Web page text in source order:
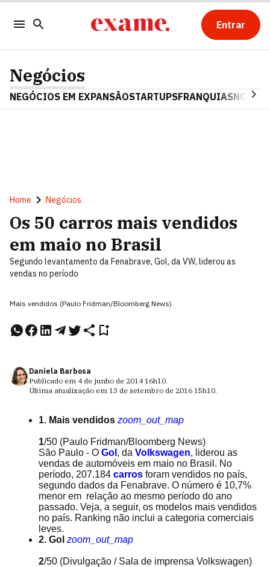
Entrar
Negócios
NEGÓCIOS EM EXPANSÃOSTARTUPSFRANQUIAS
Home Negócios
Os 50 carros mais vendidos
em maio no Brasil
Segundo levantamento da Fenabrave, Gol, da VW, liderou as
vendas no período
Mais vendidos (Paulo Fridman/Bloomberg News)
Daniela Barbosa
Publicado em 4 de junho de 2014 16h10.
Última atualização em 13 de setembro de 2016 15h10.
1. Mais vendidos zoom_out_map
1/50 (Paulo Fridman/Bloomberg News)
São Paulo - O Gol , da Volkswagen, liderou as
vendas de automóveis em maio no Brasil. No
período, 207.184 carros foram vendidos no país,
segundo dados da Fenabrave. O número é 10,7%
menor em relação ao mesmo período do ano
passado. Veja, a seguir, os modelos mais vendidos
no país. Ranking não inclui a categoria comerciais
leves.
2. Gol zoom_out_map
2/50 (Divulgação / Sala de imprensa Volkswagen)